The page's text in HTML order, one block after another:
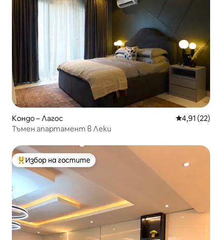
Кондо – Лагос Средна
4,91 (22)
Тъмен апартамент в Леки
Най-популярен избор на гостите
Избор на гостите